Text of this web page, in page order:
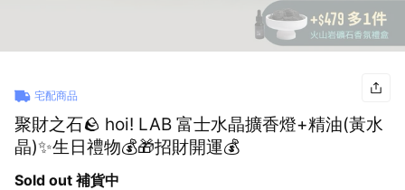
宅配商品
聚財之石🪨 hoi! LAB 富士水晶擴香燈+精油(黃水
晶)✨生日禮物💰🎁招財開運💰
Sold out 補貨中